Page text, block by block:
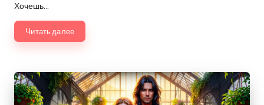
Хочешь…
Читать далее